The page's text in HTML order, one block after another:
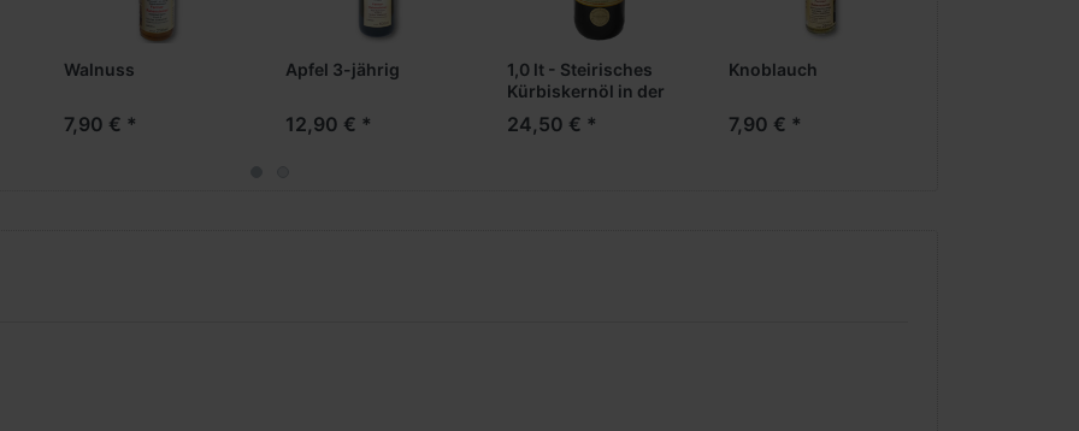
2016
Walnuss
7,90 € *
Apfel 3-jährig
12,90 € *
1,0 lt - Steirisches
Kürbiskernöl in der
Standardflasche
24,50 € *
Knoblauch
7,90 € *